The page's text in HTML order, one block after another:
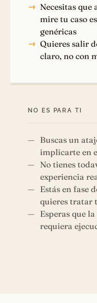
Necesitas que
mire tu caso
genéricas
Quieres salir
claro, no con
NO ES PARA TI
Buscas un
implicarte en
No tienes
experiencia
Estás en fase
quieres tratar
Esperas que
requiera